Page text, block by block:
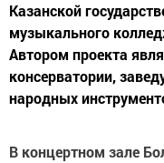
Казанской
музыкального
Автором проекта
консерватории,
народных
В концертном зале